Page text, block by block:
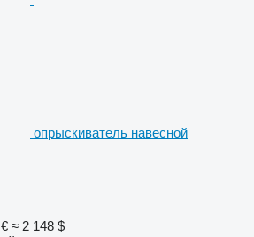
опрыскиватель навесной
≈ 2 148 $